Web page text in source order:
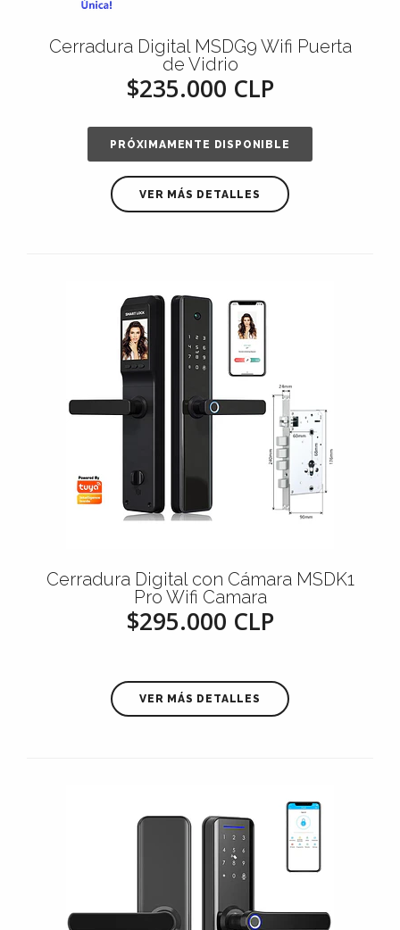
Cerradura Digital MSDG9 Wifi Puerta
de Vidrio
$235.000 CLP
PRÓXIMAMENTE DISPONIBLE
VER MÁS DETALLES
Cerradura Digital con Cámara MSDK1
Pro Wifi Camara
$295.000 CLP
VER MÁS DETALLES